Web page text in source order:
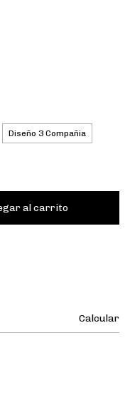
Diseño 3 Compañia
Calcular